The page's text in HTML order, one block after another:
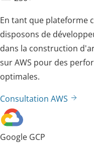
En tant que plateforme
disposons de
dans la construction
sur AWS pour des
optimales.
Consultation AWS
Google GCP